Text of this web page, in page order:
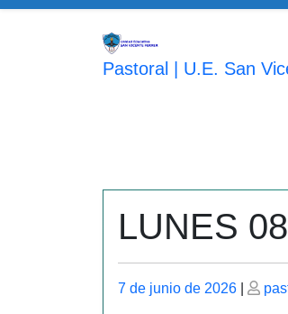
Saltar
Pastoral | U.E. San
LUNES
Publicado
7 de junio de 2026